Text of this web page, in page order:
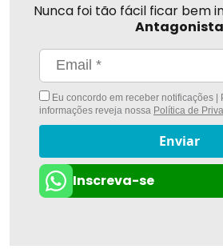
Nunca foi tão fácil ficar bem
Antagonista
Eu concordo em receber notificações |
informações reveja nossa Política de
Enviar
Inscreva-se